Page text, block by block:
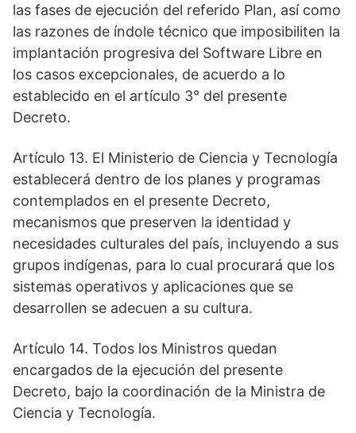
las fases de ejecución del referido Plan, así como
las razones de índole técnico que imposibiliten la
implantación progresiva del Software Libre en
los casos excepcionales, de acuerdo a lo
establecido en el artículo 3° del presente
Decreto.
Artículo 13. El Ministerio de Ciencia y Tecnología
establecerá dentro de los planes y programas
contemplados en el presente Decreto,
mecanismos que preserven la identidad y
necesidades culturales del país, incluyendo a sus
grupos indígenas, para lo cual procurará que los
sistemas operativos y aplicaciones que se
desarrollen se adecuen a su cultura.
Artículo 14. Todos los Ministros quedan
encargados de la ejecución del presente
Decreto, bajo la coordinación de la Ministra de
Ciencia y Tecnología.